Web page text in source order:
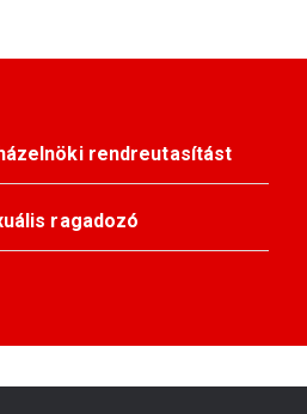
rendreutasítást
ragadozó